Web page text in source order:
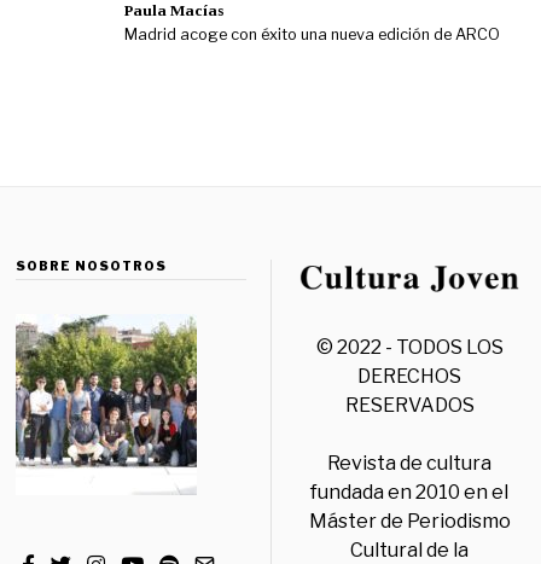
Paula Macías
Madrid acoge con éxito una nueva edición de ARCO
SOBRE NOSOTROS
© 2022 - TODOS LOS
DERECHOS
RESERVADOS
Revista de cultura
fundada en 2010 en el
Máster de Periodismo
Cultural de la